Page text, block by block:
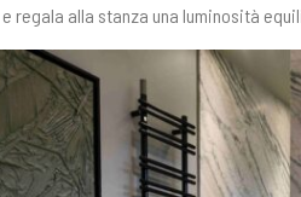
regala alla stanza una luminosità